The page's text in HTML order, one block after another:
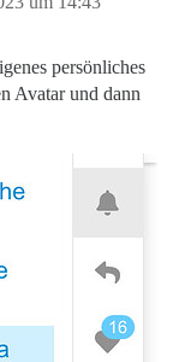
persönliches
Avatar und dann